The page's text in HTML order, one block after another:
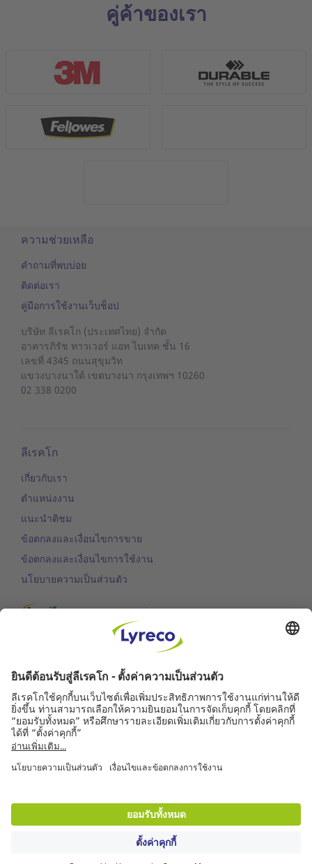
คู่ค้าของเรา
ความช่วยเหลือ
คำถามที่พบบ่อย
ติดต่อเรา
คู่มือการใช้งานเว็บช็อป
บริษัท ลีเรคโก (ประเทศไทย) จำกัด
อาคารภิรัช ทาวเวอร์ แอท ไบเทค ชั้น 16
เลขที่ 4345 ถนนสุขุมวิท
แขวงบางนาใต้ เขตบางนา กรุงเทพฯ 10260
02 338 0200
ลีเรคโก
เกี่ยวกับเรา
ตำแหน่งงาน
แนะนำติชม
ข้อตกลงและเงื่อนไขการขาย
ข้อตกลงและเงื่อนไขการใช้งาน
นโยบายความเป็นส่วนตัว
การพัฒนาอย่างยั่งยืน
การสนับสนุนลูกค้า
บริการจัดส่งฟรี
สำหรับทุกคำสั่งซื้อ
จัดส่งในวันทำการถัดไป
สำหรับคำสั่งซื้อก่อนเวลา 18.00 น.
สามารถส่งคืนสินค้าได้ฟรี
ข้อมูลเพิ่มเติม